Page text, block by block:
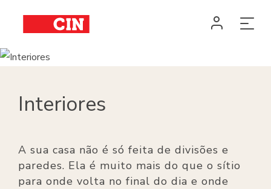
Interiores
A sua casa não é só feita de divisões e
paredes. Ela é muito mais do que o sítio
para onde volta no final do dia e onde